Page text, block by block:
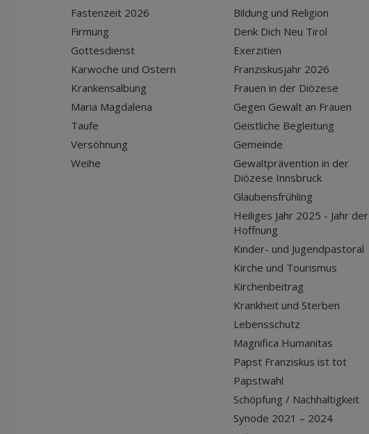
Fastenzeit 2026
Firmung
Gottesdienst
Karwoche und Ostern
Krankensalbung
Maria Magdalena
Taufe
Versöhnung
Weihe
Bildung und Religion
Denk Dich Neu Tirol
Exerzitien
Franziskusjahr 2026
Frauen in der Diözese
Gegen Gewalt an Frauen
Geistliche Begleitung
Gemeinde
Gewaltprävention in der
Diözese Innsbruck
Glaubensfrühling
Heiliges Jahr 2025 - Jahr der
Hoffnung
Kinder- und Jugendpastoral
Kirche und Tourismus
Kirchenbeitrag
Krankheit und Sterben
Lebensschutz
Magnifica Humanitas
Papst Franziskus ist tot
Papstwahl
Schöpfung / Nachhaltigkeit
Synode 2021 – 2024